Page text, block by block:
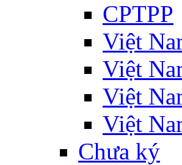
CPTPP
Việt
Việt
Việt
Việt
Chưa ký